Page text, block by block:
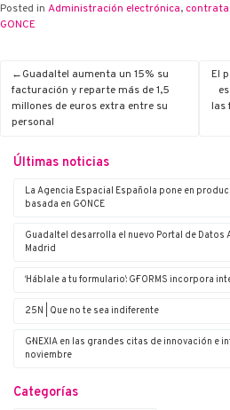
Posted in Administración electrónica,
G·ONCE
Guadaltel aumenta un 15% su
facturación y reparte más de 1,5
millones de euros extra entre su
personal
El
las
Últimas noticias
La Agencia Espacial Española pone en
basada en G·ONCE
Guadaltel desarrolla el nuevo Portal de
Madrid
‘Háblale a tu formulario’: G·FORMS incorpora
25N | Que no te sea indiferente
G·NEXIA en las grandes citas de innovación e
noviembre
Categorías